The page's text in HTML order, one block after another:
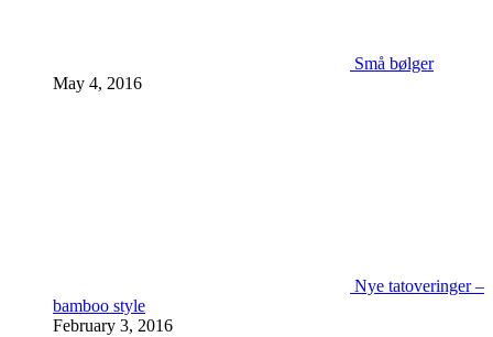
Små bølger
May 4, 2016
Nye tatoveringer –
bamboo style
February 3, 2016